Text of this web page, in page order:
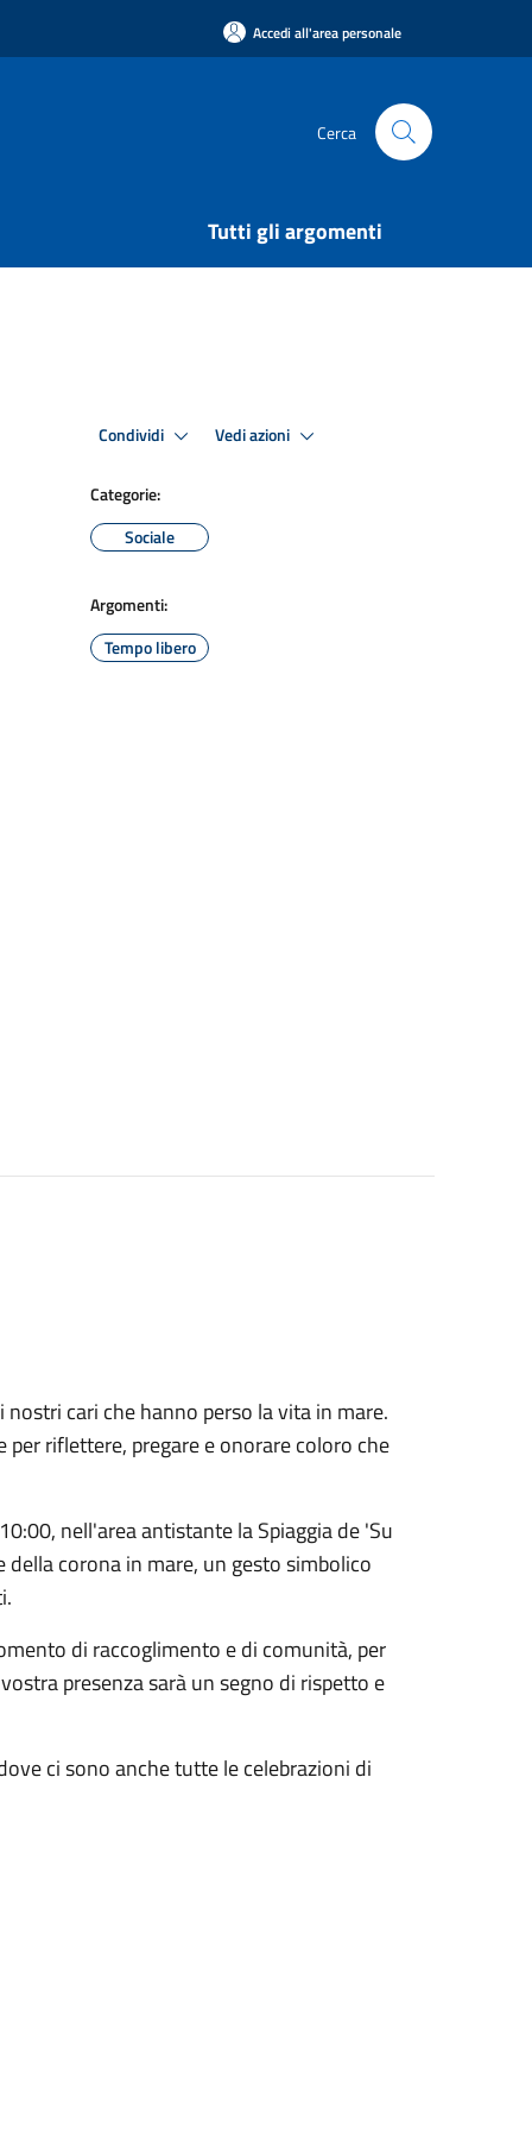
Accedi all'area personale
Cerca
Tutti gli argomenti
Condividi Vedi azioni
Categorie:
Sociale
Argomenti:
Tempo libero
cari che hanno perso la vita in mare.
riflettere, pregare e onorare coloro che
nell'area antistante la Spiaggia de 'Su
corona in mare, un gesto simbolico
di raccoglimento e di comunità, per
presenza sarà un segno di rispetto e
ci sono anche tutte le celebrazioni di